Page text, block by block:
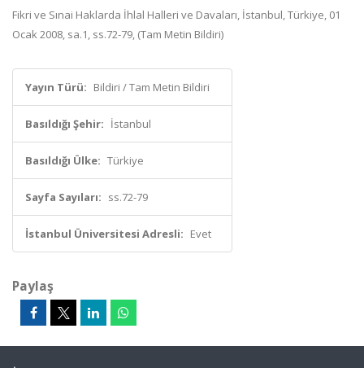
Fikri ve Sınai Haklarda İhlal Halleri ve Davaları, İstanbul, Türkiye, 01
Ocak 2008, sa.1, ss.72-79, (Tam Metin Bildiri)
Yayın Türü: Bildiri / Tam Metin Bildiri
Basıldığı Şehir: İstanbul
Basıldığı Ülke: Türkiye
Sayfa Sayıları: ss.72-79
İstanbul Üniversitesi Adresli: Evet
Paylaş